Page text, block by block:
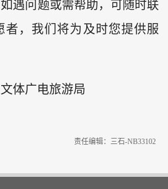
遇问题或需帮助，可随时联
者，我们将为及时您提供服
体广电旅游局
责任编辑：三石-NB33102